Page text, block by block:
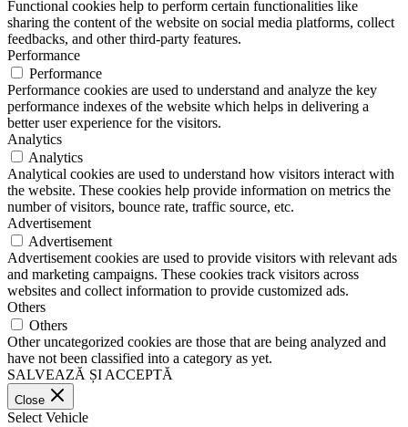
Functional cookies help to perform certain functionalities like
sharing the content of the website on social media platforms, collect
feedbacks, and other third-party features.
Performance
Performance
Performance cookies are used to understand and analyze the key
performance indexes of the website which helps in delivering a
better user experience for the visitors.
Analytics
Analytics
Analytical cookies are used to understand how visitors interact with
the website. These cookies help provide information on metrics the
number of visitors, bounce rate, traffic source, etc.
Advertisement
Advertisement
Advertisement cookies are used to provide visitors with relevant ads
and marketing campaigns. These cookies track visitors across
websites and collect information to provide customized ads.
Others
Others
Other uncategorized cookies are those that are being analyzed and
have not been classified into a category as yet.
SALVEAZĂ ȘI ACCEPTĂ
Close
Select Vehicle